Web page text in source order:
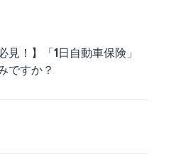
見！】「1日自動車保険」
ですか？